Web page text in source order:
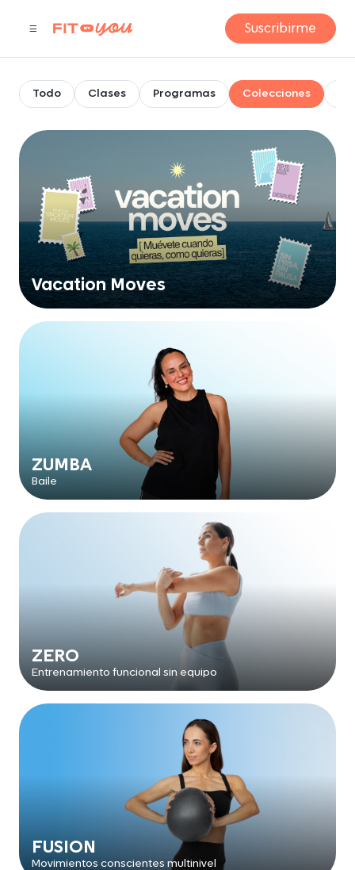
Suscribirme
Todo Clases Programas Colecciones
Vacation Moves
ZUMBA
Baile
ZERO
Entrenamiento funcional sin equipo
FUSION
Movimientos conscientes multinivel